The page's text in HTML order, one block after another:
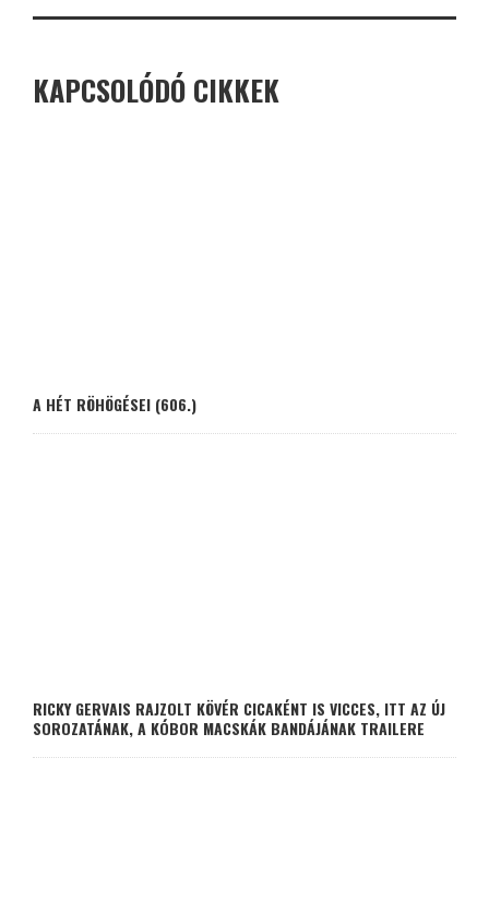
KAPCSOLÓDÓ CIKKEK
A HÉT RÖHÖGÉSEI (606.)
RICKY GERVAIS RAJZOLT KÖVÉR CICAKÉNT IS VICCES, ITT AZ ÚJ
SOROZATÁNAK, A KÓBOR MACSKÁK BANDÁJÁNAK TRAILERE